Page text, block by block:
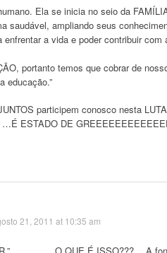
Ela se inicia no seio da
saudável, ampliando seus
a vida e poder contribuir com
portanto temos que cobrar de
educação.”
participem conosco nesta
…É ESTADO DE
21, 2011 at 10:35 am
…………..O QUE É ISSO??? …A